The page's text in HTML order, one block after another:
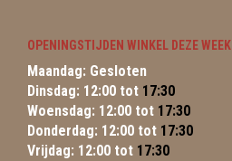
OPENINGSTIJDEN WINKEL DEZE WEEK
Maandag: Gesloten
Dinsdag: 12:00 tot 17:30
Woensdag: 12:00 tot 17:30
Donderdag: 12:00 tot 17:30
Vrijdag: 12:00 tot 17:30